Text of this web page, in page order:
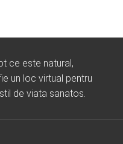
ce este natural,
un loc virtual pentru
de viata sanatos.